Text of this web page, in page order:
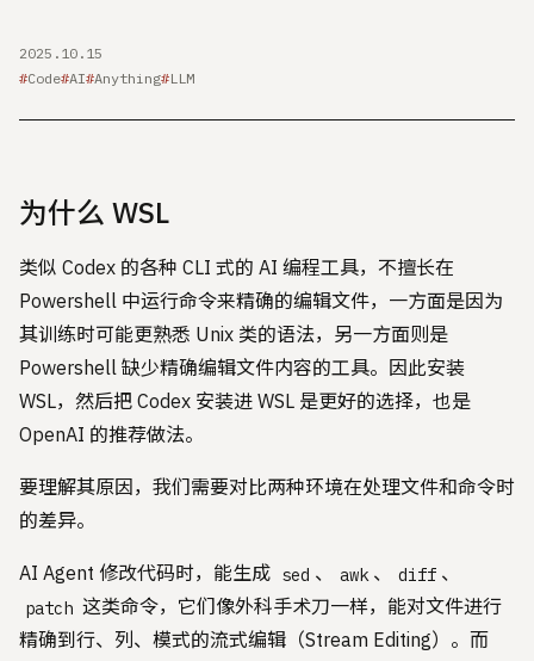
2025.10.15
Code AI Anything LLM
为什么 WSL
类似 Codex 的各种 CLI 式的 AI 编程工具，不擅长在
Powershell 中运行命令来精确的编辑文件，一方面是因为
其训练时可能更熟悉 Unix 类的语法，另一方面则是
Powershell 缺少精确编辑文件内容的工具。因此安装
WSL，然后把 Codex 安装进 WSL 是更好的选择，也是
OpenAI 的推荐做法。
要理解其原因，我们需要对比两种环境在处理文件和命令时
的差异。
AI Agent 修改代码时，能生成 sed 、 awk 、 diff 、
patch 这类命令，它们像外科手术刀一样，能对文件进行
精确到行、列、模式的流式编辑（Stream Editing）。而